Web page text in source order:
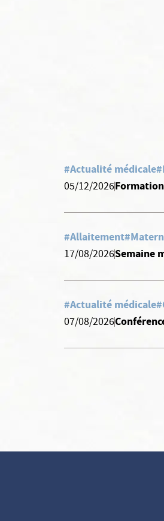
#Actualité médicale
05/12/2026
#Allaitement
17/08/2026Semaine
#Actualité médicale
07/08/2026